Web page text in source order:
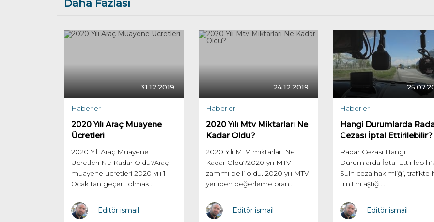
Daha Fazlası
31.12.2019
Haberler
2020 Yılı Araç Muayene
Ücretleri
2020 Yılı Araç Muayene
Ücretleri Ne Kadar Oldu?Araç
muayene ücretleri 2020 yılı 1
Ocak tan geçerli olmak...
Editör ismail
24.12.2019
Haberler
2020 Yılı Mtv Miktarları Ne
Kadar Oldu?
2020 Yılı MTV miktarları Ne
Kadar Oldu?2020 yılı MTV
zammı belli oldu. 2020 yılı MTV
yeniden değerleme oranı...
Editör ismail
Haberler
Hangi Durumlarda
Cezası İptal Ettirilebilir?
Radar Cezası Hangi
Durumlarda İptal
Sulh ceza hakimliği, trafikte
limitini aştığı...
Editör ismail